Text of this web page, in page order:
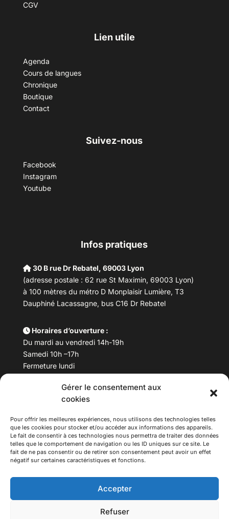
Gérer le consentement aux
cookies
Pour offrir les meilleures expériences, nous utilisons des technologies telles
que les cookies pour stocker et/ou accéder aux informations des appareils.
Le fait de consentir à ces technologies nous permettra de traiter des données
telles que le comportement de navigation ou les ID uniques sur ce site. Le
fait de ne pas consentir ou de retirer son consentement peut avoir un effet
négatif sur certaines caractéristiques et fonctions.
Accepter
Refuser
CGV
Lien utile
Agenda
Cours de langues
Chronique
Boutique
Contact
Suivez-nous
Facebook
Instagram
Youtube
Infos pratiques
30 B rue Dr Rebatel, 69003 Lyon
(adresse postale : 62 rue St Maximin, 69003 Lyon)
à 100 mètres du métro D Monplaisir Lumière, T3
Dauphiné Lacassagne, bus C16 Dr Rebatel
Horaires d’ouverture :
Du mardi au vendredi 14h-19h
Samedi 10h –17h
Fermeture lundi
Téléphone : 04 78 53 06 40
maisondesculturesasiatiques@asiexpo.com